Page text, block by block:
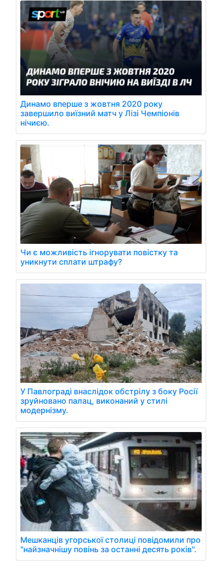
Динамо вперше з жовтня 2020 року
завершило виїзний матч у Лізі Чемпіонів
нічиєю.
Чи є можливість ігнорувати повістку та
уникнути сплати штрафу?
У Павлограді внаслідок обстрілу з боку Росії
зруйновано палац, виконаний у стилі
модернізму.
Мешканців угорської столиці повідомили про
"найзначнішу повінь за останні десять років".